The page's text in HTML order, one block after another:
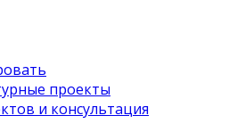
проекты
и консультация